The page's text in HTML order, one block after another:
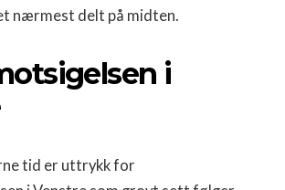
nærmest delt på midten.
i
tid er uttrykk for